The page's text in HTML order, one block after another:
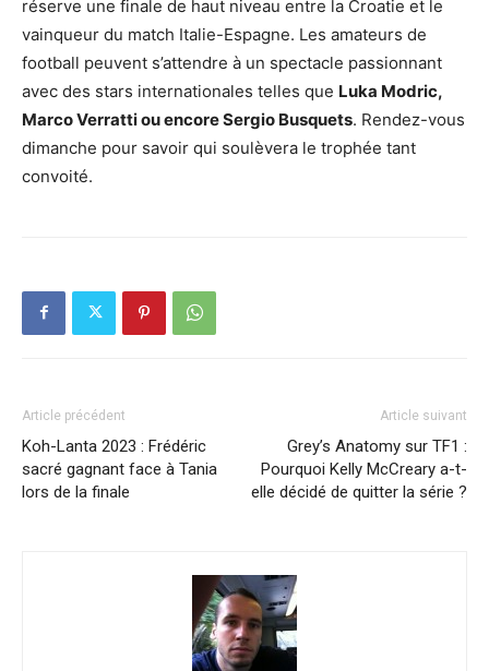
réserve une finale de haut niveau entre la Croatie et le
vainqueur du match Italie-Espagne. Les amateurs de
football peuvent s’attendre à un spectacle passionnant
avec des stars internationales telles que Luka Modric,
Marco Verratti ou encore Sergio Busquets. Rendez-vous
dimanche pour savoir qui soulèvera le trophée tant
convoité.
Article précédent
Koh-Lanta 2023 : Frédéric
sacré gagnant face à Tania
lors de la finale
Article suivant
Grey’s Anatomy sur TF1 :
Pourquoi Kelly McCreary a-t-
elle décidé de quitter la série ?